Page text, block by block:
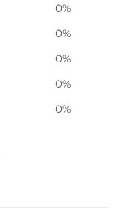
0%
0%
0%
0%
0%